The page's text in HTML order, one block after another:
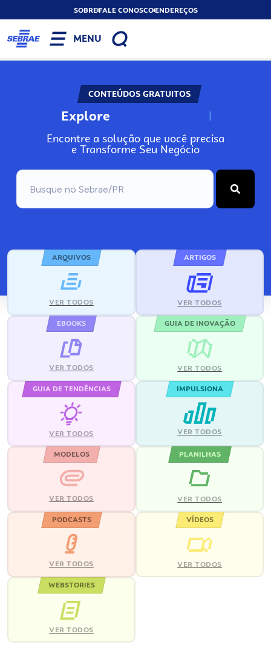
SOBREFALE CONOSCOENDEREÇOS
MENU
CONTEÚDOS GRATUITOS
Explore N
Encontre a solução que você precisa
e Transforme Seu Negócio
ARQUIVOS
VER TODOS
ARTIGOS
VER TODOS
EBOOKS
VER TODOS
GUIA DE INOVAÇÃO
VER TODOS
GUIA DE TENDÊNCIAS
VER TODOS
IMPULSIONA
VER TODOS
MODELOS
VER TODOS
PLANILHAS
VER TODOS
PODCASTS
VER TODOS
VÍDEOS
VER TODOS
WEBSTORIES
VER TODOS